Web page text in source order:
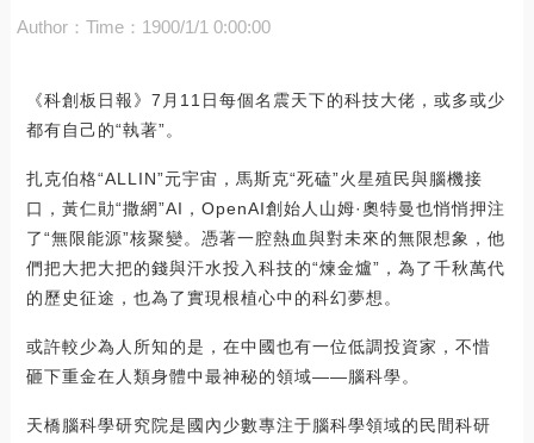
Author： Time：1900/1/1 0:00:00
《科創板日報》7月11日每個名震天下的科技大佬，或多或少
都有自己的“執著”。
扎克伯格“ALLIN”元宇宙，馬斯克“死磕”火星殖民與腦機接
口，黃仁勛“撒網”AI，OpenAI創始人山姆·奧特曼也悄悄押注
了“無限能源”核聚變。憑著一腔熱血與對未來的無限想象，他
們把大把大把的錢與汗水投入科技的“煉金爐”，為了千秋萬代
的歷史征途，也為了實現根植心中的科幻夢想。
或許較少為人所知的是，在中國也有一位低調投資家，不惜
砸下重金在人類身體中最神秘的領域——腦科學。
天橋腦科學研究院是國內少數專注于腦科學領域的民間科研